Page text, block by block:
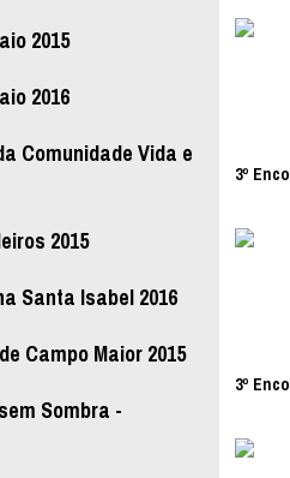
2015
2016
Comunidade Vida e
2015
Santa Isabel 2016
Campo Maior 2015
Sombra -
3º
3º